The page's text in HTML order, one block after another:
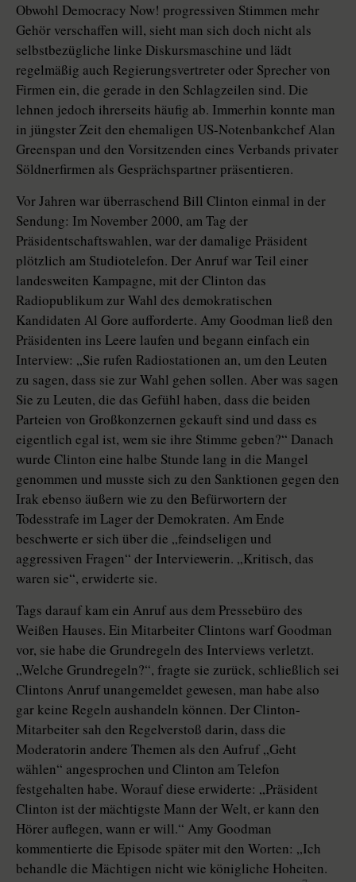
Obwohl Democracy Now! progressiven Stimmen mehr
Gehör verschaffen will, sieht man sich doch nicht als
selbstbezügliche linke Diskursmaschine und lädt
regelmäßig auch Regierungsvertreter oder Sprecher von
Firmen ein, die gerade in den Schlagzeilen sind. Die
lehnen jedoch ihrerseits häufig ab. Immerhin konnte man
in jüngster Zeit den ehemaligen US-Notenbankchef Alan
Greenspan und den Vorsitzenden eines Verbands privater
Söldnerfirmen als Gesprächspartner präsentieren.
Vor Jahren war überraschend Bill Clinton einmal in der
Sendung: Im November 2000, am Tag der
Präsidentschaftswahlen, war der damalige Präsident
plötzlich am Studiotelefon. Der Anruf war Teil einer
landesweiten Kampagne, mit der Clinton das
Radiopublikum zur Wahl des demokratischen
Kandidaten Al Gore aufforderte. Amy Goodman ließ den
Präsidenten ins Leere laufen und begann einfach ein
Interview: „Sie rufen Radiostationen an, um den Leuten
zu sagen, dass sie zur Wahl gehen sollen. Aber was sagen
Sie zu Leuten, die das Gefühl haben, dass die beiden
Parteien von Großkonzernen gekauft sind und dass es
eigentlich egal ist, wem sie ihre Stimme geben?“ Danach
wurde Clinton eine halbe Stunde lang in die Mangel
genommen und musste sich zu den Sanktionen gegen den
Irak ebenso äußern wie zu den Befürwortern der
Todesstrafe im Lager der Demokraten. Am Ende
beschwerte er sich über die „feindseligen und
aggressiven Fragen“ der Interviewerin. „Kritisch, das
waren sie“, erwiderte sie.
Tags darauf kam ein Anruf aus dem Pressebüro des
Weißen Hauses. Ein Mitarbeiter Clintons warf Goodman
vor, sie habe die Grundregeln des Interviews verletzt.
„Welche Grundregeln?“, fragte sie zurück, schließlich sei
Clintons Anruf unangemeldet gewesen, man habe also
gar keine Regeln aushandeln können. Der Clinton-
Mitarbeiter sah den Regelverstoß darin, dass die
Moderatorin andere Themen als den Aufruf „Geht
wählen“ angesprochen und Clinton am Telefon
festgehalten habe. Worauf diese erwiderte: „Präsident
Clinton ist der mächtigste Mann der Welt, er kann den
Hörer auflegen, wann er will.“ Amy Goodman
kommentierte die Episode später mit den Worten: „Ich
behandle die Mächtigen nicht wie königliche Hoheiten.